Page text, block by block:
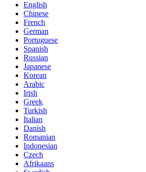
English
Chinese
French
German
Portuguese
Spanish
Russian
Japanese
Korean
Arabic
Irish
Greek
Turkish
Italian
Danish
Romanian
Indonesian
Czech
Afrikaans